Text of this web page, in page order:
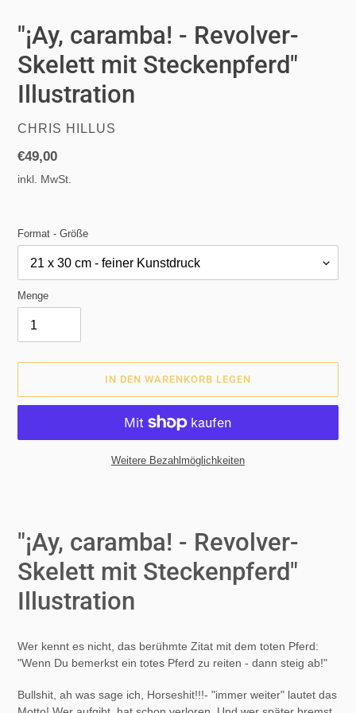
"¡Ay, caramba! - Revolver-
Skelett mit Steckenpferd"
Illustration
VERKÄUFER
CHRIS HILLUS
Normaler
Preis
€49,00
inkl. MwSt.
Format - Größe
Menge
IN DEN WARENKORB LEGEN
Weitere Bezahlmöglichkeiten
Warenkorb
hinzugefügt
"¡Ay, caramba! - Revolver-
Skelett mit Steckenpferd"
Illustration
Wer kennt es nicht, das berühmte Zitat mit dem toten Pferd:
"Wenn Du bemerkst ein totes Pferd zu reiten - dann steig ab!"
Bullshit, ah was sage ich, Horseshit!!!- "immer weiter" lautet das